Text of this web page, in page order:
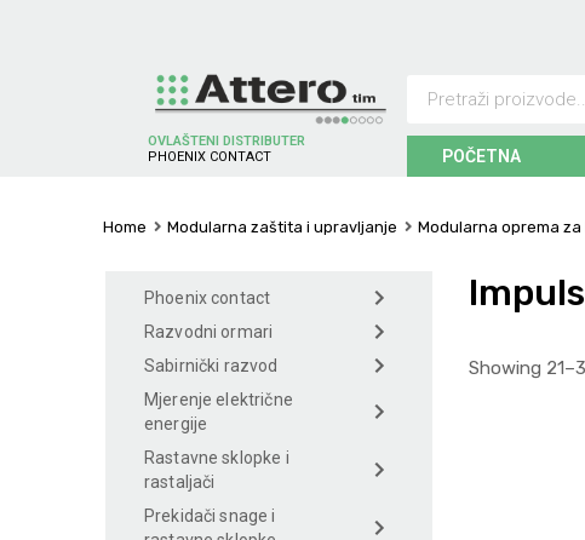
OVLAŠTENI DISTRIBUTER
SCH O EN X CO NTACT POČETNA
Home Modularna zaštita i upravljanje Modularna oprema za
Showing
Phoenix contact
Razvodni ormari
Sabirnički razvod
Mjerenje električne
energije
Rastavne sklopke i
rastaljači
Prekidači snage i